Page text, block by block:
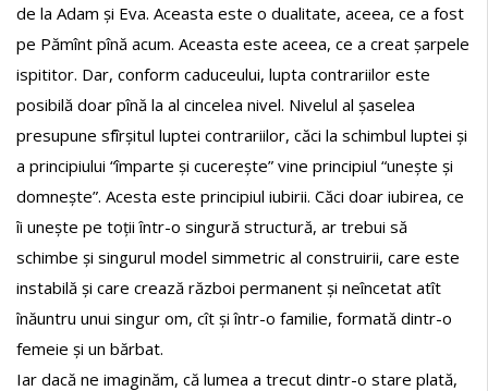
de la Adam și Eva. Aceasta este o dualitate, aceea, ce a fost
pe Pămînt pînă acum. Aceasta este aceea, ce a creat șarpele
ispititor. Dar, conform caduceului, lupta contrariilor este
posibilă doar pînă la al cincelea nivel. Nivelul al șaselea
presupune sfîrșitul luptei contrariilor, căci la schimbul luptei și
a principiului “împarte și cucerește” vine principiul “unește și
domnește”. Acesta este principiul iubirii. Căci doar iubirea, ce
îi unește pe toții într-o singură structură, ar trebui să
schimbe și singurul model simmetric al construirii, care este
instabilă și care crează război permanent și neîncetat atît
înăuntru unui singur om, cît și într-o familie, formată dintr-o
femeie și un bărbat.
Iar dacă ne imaginăm, că lumea a trecut dintr-o stare plată,